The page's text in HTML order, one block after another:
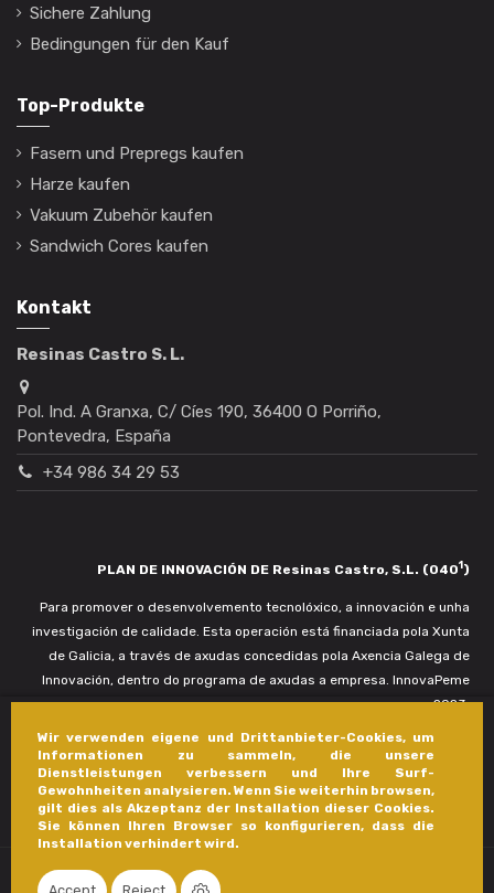
Wir verwenden eigene und Drittanbieter-Cookies, um
Informationen zu sammeln, die unsere
Dienstleistungen verbessern und Ihre Surf-
Gewohnheiten analysieren. Wenn Sie weiterhin browsen,
gilt dies als Akzeptanz der Installation dieser Cookies.
Sie können Ihren Browser so konfigurieren, dass die
Installation verhindert wird.
Sichere Zahlung
Bedingungen für den Kauf
Top-Produkte
Fasern und Prepregs kaufen
Harze kaufen
Vakuum Zubehör kaufen
Sandwich Cores kaufen
Kontakt
Resinas Castro S. L.
Pol. Ind. A Granxa, C/ Cíes 190, 36400 O Porriño,
Pontevedra, España
+34 986 34 29 53
PLAN DE INNOVACIÓN DE Resinas Castro, S.L. (0401)
Para promover o desenvolvemento tecnolóxico, a innovación e unha
investigación de calidade. Esta operación está financiada pola Xunta
de Galicia, a través de axudas concedidas pola Axencia Galega de
Innovación, dentro do programa de axudas a empresa. InnovaPeme
2023.